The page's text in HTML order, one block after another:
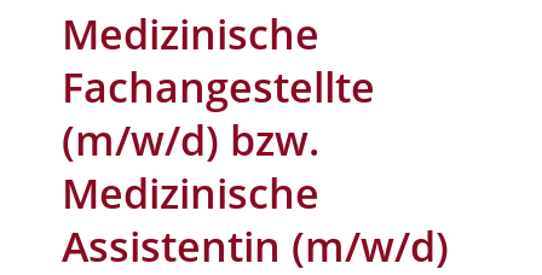
Medizinische
Fachangestellte
(m/w/d) bzw.
Medizinische
Assistentin (m/w/d)